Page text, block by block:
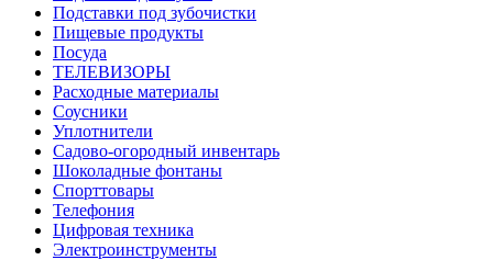
Подставки под зубочистки
Пищевые продукты
Посуда
ТЕЛЕВИЗОРЫ
Расходные материалы
Соусники
Уплотнители
Садово-огородный инвентарь
Шоколадные фонтаны
Спорттовары
Телефония
Цифровая техника
Электроинструменты